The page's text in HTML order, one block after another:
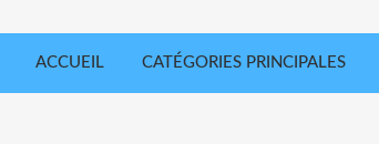
ACCUEIL CATÉGORIES PRINCIPALES